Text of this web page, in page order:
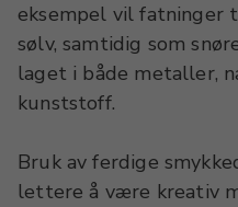
eksempel vil
sølv, samtidig som
laget i både metaller,
kunststoff.
Bruk av ferdige
lettere å være kreativ